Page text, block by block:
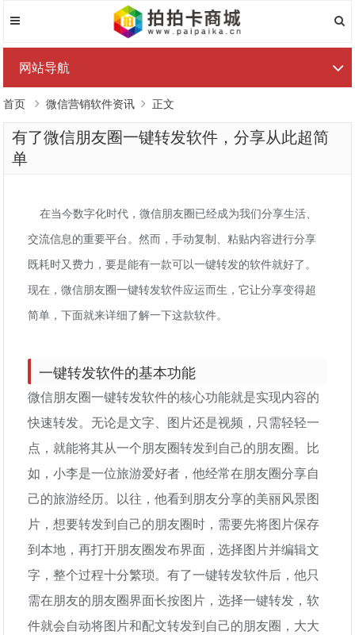
网站导航
首页 微信营销软件资讯 正文
有了微信朋友圈一键转发软件，分享从此超简
单
在当今数字化时代，微信朋友圈已经成为我们分享生活、
交流信息的重要平台。然而，手动复制、粘贴内容进行分享
既耗时又费力，要是能有一款可以一键转发的软件就好了。
现在，微信朋友圈一键转发软件应运而生，它让分享变得超
简单，下面就来详细了解一下这款软件。
一键转发软件的基本功能
微信朋友圈一键转发软件的核心功能就是实现内容的
快速转发。无论是文字、图片还是视频，只需轻轻一
点，就能将其从一个朋友圈转发到自己的朋友圈。比
如，小李是一位旅游爱好者，他经常在朋友圈分享自
己的旅游经历。以往，他看到朋友分享的美丽风景图
片，想要转发到自己的朋友圈时，需要先将图片保存
到本地，再打开朋友圈发布界面，选择图片并编辑文
字，整个过程十分繁琐。有了一键转发软件后，他只
需在朋友的朋友圈界面长按图片，选择一键转发，软
件就会自动将图片和配文转发到自己的朋友圈，大大